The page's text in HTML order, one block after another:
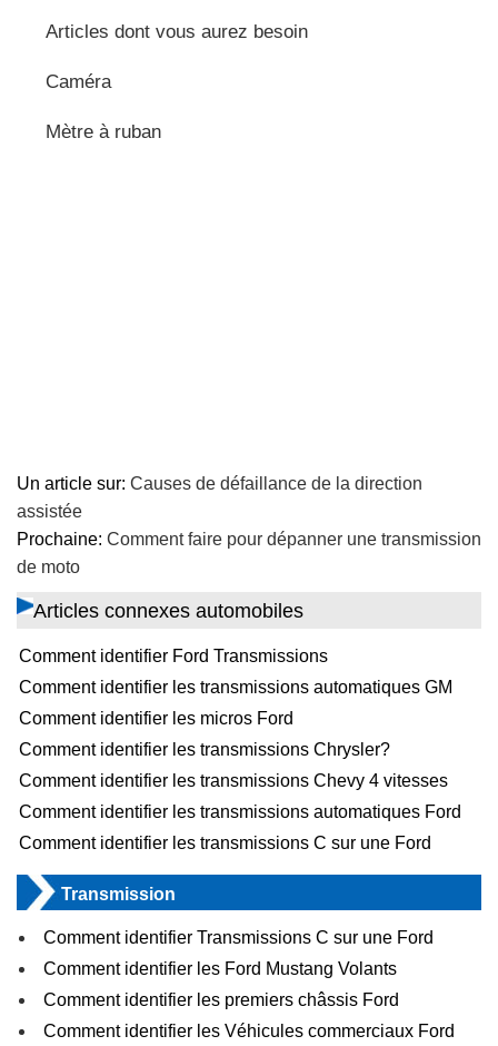
Articles dont vous aurez besoin
Caméra
Mètre à ruban
Un article sur: Causes de défaillance de la direction
assistée
Prochaine: Comment faire pour dépanner une transmission
de moto
Articles connexes automobiles
Comment identifier Ford Transmissions
Comment identifier les transmissions automatiques GM
Comment identifier les micros Ford
Comment identifier les transmissions Chrysler?
Comment identifier les transmissions Chevy 4 vitesses
Comment identifier les transmissions automatiques Ford
Comment identifier les transmissions C sur une Ford
Transmission
Comment identifier Transmissions C sur une Ford
Comment identifier les Ford Mustang Volants
Comment identifier les premiers châssis Ford
Comment identifier les Véhicules commerciaux Ford